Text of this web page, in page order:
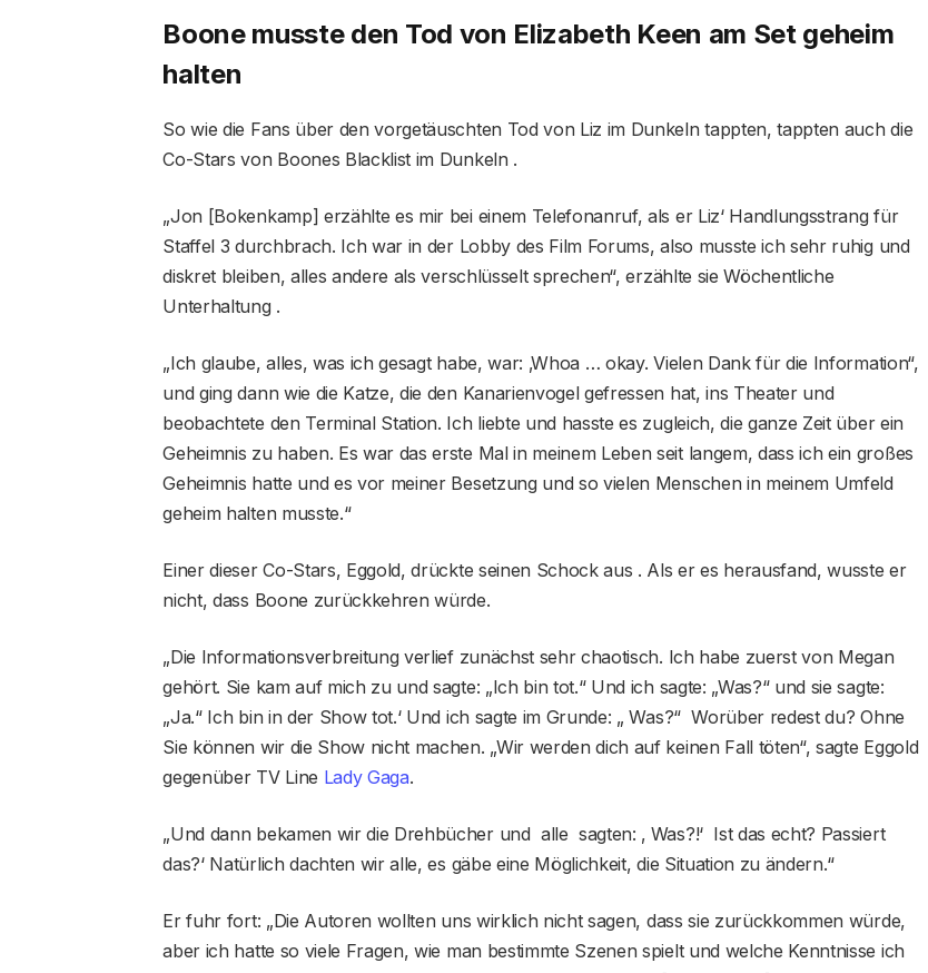
Boone musste den Tod von Elizabeth Keen am Set geheim
halten
So wie die Fans über den vorgetäuschten Tod von Liz im Dunkeln tappten, tappten auch die
Co-Stars von Boones Blacklist im Dunkeln .
„Jon [Bokenkamp] erzählte es mir bei einem Telefonanruf, als er Liz‘ Handlungsstrang für
Staffel 3 durchbrach. Ich war in der Lobby des Film Forums, also musste ich sehr ruhig und
diskret bleiben, alles andere als verschlüsselt sprechen“, erzählte sie Wöchentliche
Unterhaltung .
„Ich glaube, alles, was ich gesagt habe, war: ‚Whoa … okay. Vielen Dank für die Information“,
und ging dann wie die Katze, die den Kanarienvogel gefressen hat, ins Theater und
beobachtete den Terminal Station. Ich liebte und hasste es zugleich, die ganze Zeit über ein
Geheimnis zu haben. Es war das erste Mal in meinem Leben seit langem, dass ich ein großes
Geheimnis hatte und es vor meiner Besetzung und so vielen Menschen in meinem Umfeld
geheim halten musste.“
Einer dieser Co-Stars, Eggold, drückte seinen Schock aus . Als er es herausfand, wusste er
nicht, dass Boone zurückkehren würde.
„Die Informationsverbreitung verlief zunächst sehr chaotisch. Ich habe zuerst von Megan
gehört. Sie kam auf mich zu und sagte: „Ich bin tot.“ Und ich sagte: „Was?“ und sie sagte:
„Ja.“ Ich bin in der Show tot.‘ Und ich sagte im Grunde: „ Was?“ Worüber redest du? Ohne
Sie können wir die Show nicht machen. „Wir werden dich auf keinen Fall töten“, sagte Eggold
gegenüber TV Line Lady Gaga.
„Und dann bekamen wir die Drehbücher und alle sagten: ‚ Was?!‘ Ist das echt? Passiert
das?‘ Natürlich dachten wir alle, es gäbe eine Möglichkeit, die Situation zu ändern.“
Er fuhr fort: „Die Autoren wollten uns wirklich nicht sagen, dass sie zurückkommen würde,
aber ich hatte so viele Fragen, wie man bestimmte Szenen spielt und welche Kenntnisse ich